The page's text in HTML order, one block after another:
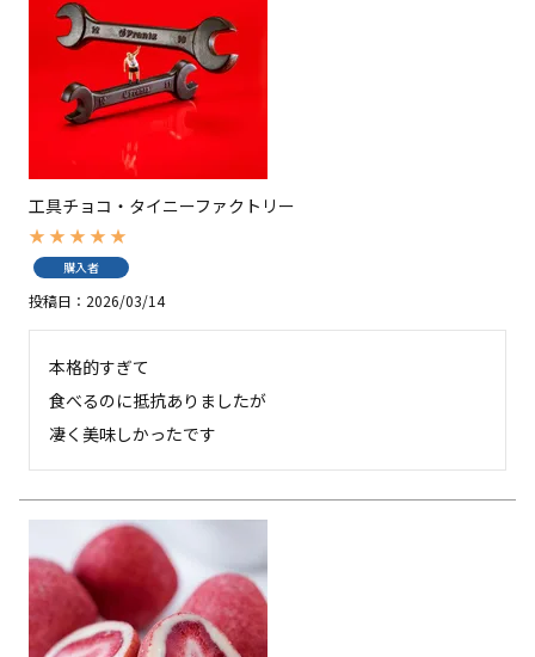
工具チョコ・タイニーファクトリー
購入者
投稿日 2026/03/14
本格的すぎて
食べるのに抵抗ありましたが
凄く美味しかったです